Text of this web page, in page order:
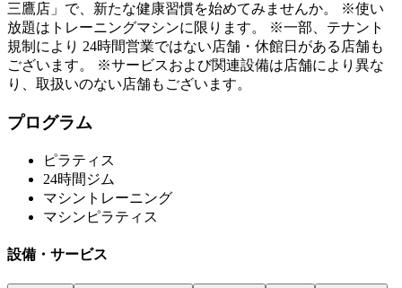
三鷹店」で、新たな健康習慣を始めてみませんか。 ※使い
放題はトレーニングマシンに限ります。 ※一部、テナント
規制により 24時間営業ではない店舗・休館日がある店舗も
ございます。 ※サービスおよび関連設備は店舗により異な
り、取扱いのない店舗もございます。
プログラム
ピラティス
24時間ジム
マシントレーニング
マシンピラティス
設備・サービス